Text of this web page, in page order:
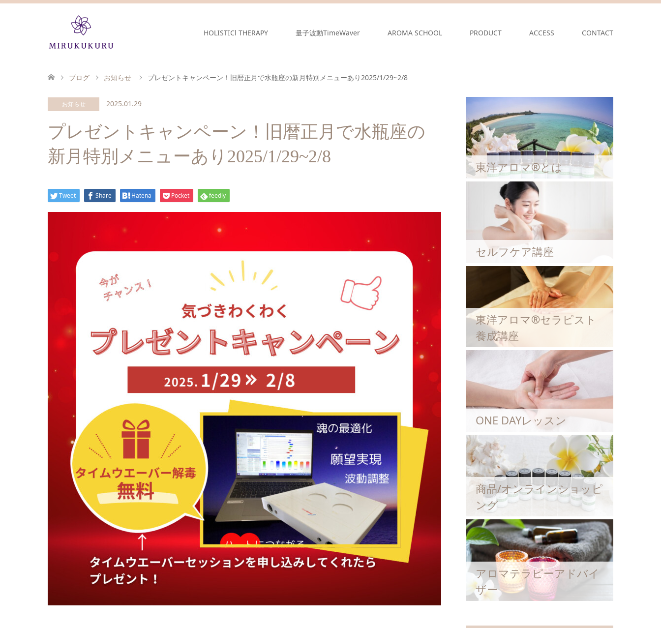
HOLISTICl THERAPY 量子波動TimeWaver AROMA SCHOOL PRODUCT ACCESS CONTACT
ブログ お知らせ プレゼントキャンペーン！旧暦正月で水瓶座の新月特別メニューあり2025/1/29~2/8
お知らせ 2025.01.29
プレゼントキャンペーン！旧暦正月で水瓶座の
新月特別メニューあり2025/1/29~2/8
Tweet Share Hatena Pocket feedly
東洋アロマ®とは
セルフケア講座
東洋アロマ®セラピスト
養成講座
ONE DAYレッスン
商品/オンラインショッピ
ング
アロマテラピーアドバイ
ザー